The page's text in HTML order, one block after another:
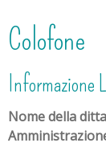
Colofone
Informazione
Nome della